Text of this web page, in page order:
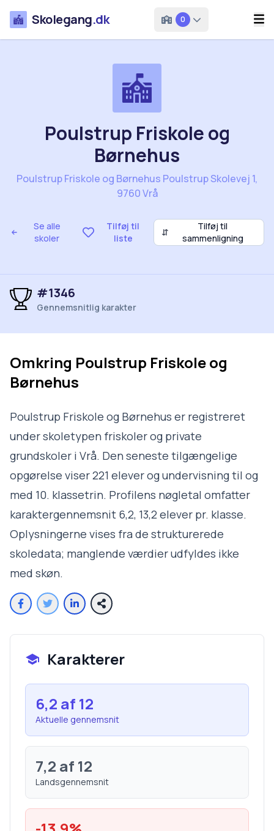
Skolegang.dk 0
Se alle
skoler
Tilføj til
liste
⇵
Tilføj til
sammenligning
Poulstrup Friskole og
Børnehus
Poulstrup Friskole og Børnehus Poulstrup Skolevej 1,
9760 Vrå
#1346
Gennemsnitlig karakter
Omkring Poulstrup Friskole og
Børnehus
Poulstrup Friskole og Børnehus er registreret
under skoletypen friskoler og private
grundskoler i Vrå. Den seneste tilgængelige
opgørelse viser 221 elever og undervisning til og
med 10. klassetrin. Profilens nøgletal omfatter
karaktergennemsnit 6,2, 13,2 elever pr. klasse.
Oplysningerne vises fra de strukturerede
skoledata; manglende værdier udfyldes ikke
med skøn.
Karakterer
6,2 af 12
Aktuelle gennemsnit
7,2 af 12
Landsgennemsnit